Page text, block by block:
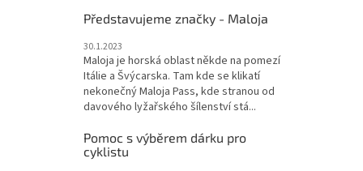
Představujeme značky - Maloja
30.1.2023
Maloja je horská oblast někde na pomezí
Itálie a Švýcarska. Tam kde se klikatí
nekonečný Maloja Pass, kde stranou od
davového lyžařského šílenství stá...
Pomoc s výběrem dárku pro
cyklistu